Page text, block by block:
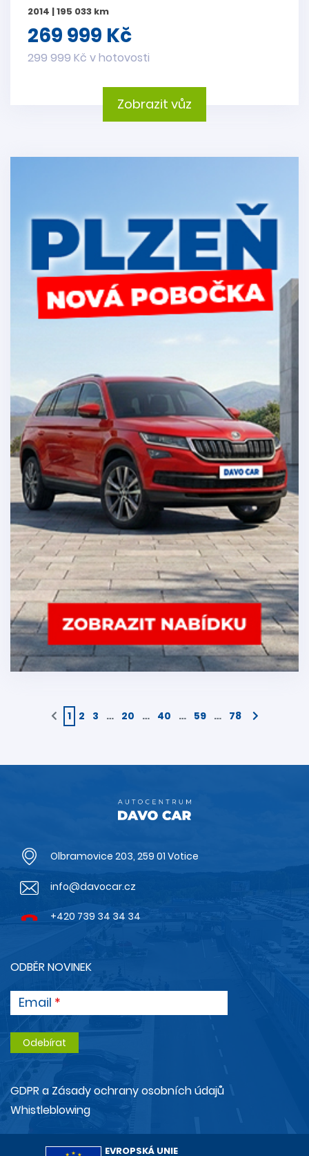
2014 | 195 033 km
269 999 Kč
299 999 Kč v hotovosti
Zobrazit vůz
1 2 3 … 20 … 40 … 59 … 78
Olbramovice 203, 259 01 Votice
info@davocar.cz
+420 739 34 34 34
ODBĚR NOVINEK
Email
GDPR a Zásady ochrany osobních údajů
Whistleblowing
EVROPSKÁ UNIE